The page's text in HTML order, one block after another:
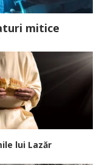
mitice
lui Lazăr